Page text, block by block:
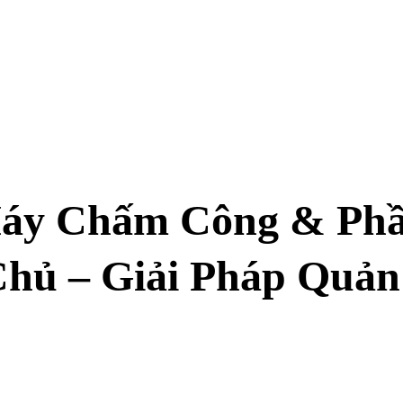
Chấm Công &
– Giải Pháp